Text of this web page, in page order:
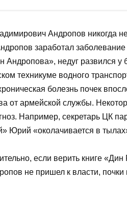
Андропов никогда
заработал
Андропова», недуг развился у
техникуме водного
болезнь почек
от армейской службы.
Например, секретарь ЦК
Юрий «околачивается в
если верить книге
не пришел к власти,